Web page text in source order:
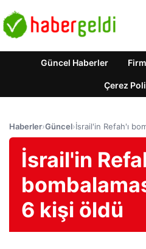
Güncel Haberler
Çerez
Haberler›Güncel›İsrail'in Refah'ı
İsrail'in
6 kişi öldü